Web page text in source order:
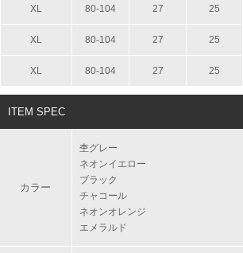
XL 80-104 27 25
XL 80-104 27 25
XL 80-104 27 25
ITEM SPEC
カラー
杢グレー
ネオンイエロー
ブラック
チャコール
ネオンオレンジ
エメラルド